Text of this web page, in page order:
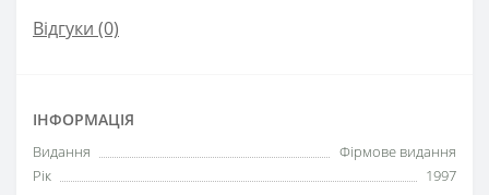
Відгуки (0)
ІНФОРМАЦІЯ
Видання
Фірмове видання
Рік
1997